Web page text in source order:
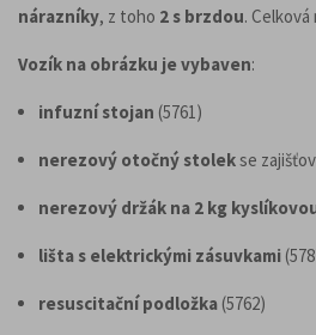
nárazníky, z toho 2 s brzdou.
Vozík na obrázku je vybaven:
infuzní stojan (5761)
nerezový otočný stolekse
nerezový držák na 2 kg
lišta s elektrickými zásuvkami
resuscitační podložka(5762)